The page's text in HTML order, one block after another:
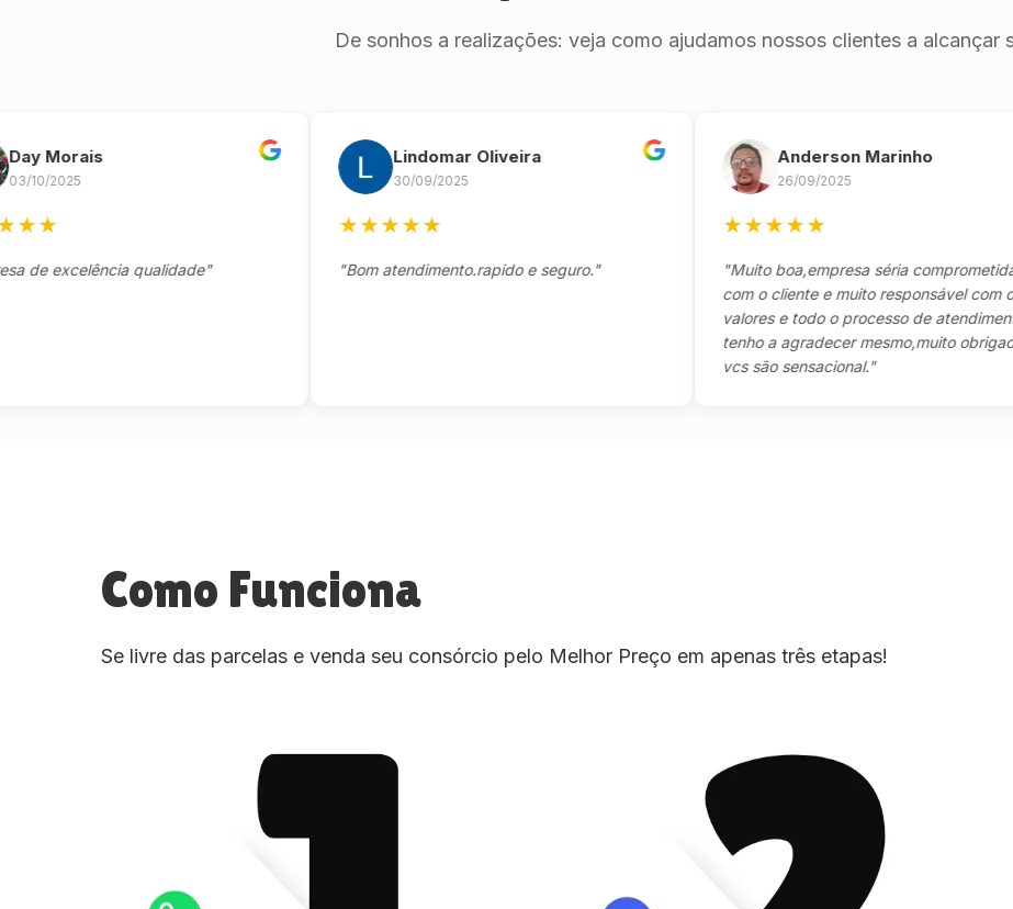
De sonhos a realizações: veja como ajudamos nossos clientes a alcançar
Morais
2025
excelência qualidade"
Lindomar Oliveira
30/09/2025
★★★
"Bom atendimento.rapido e seguro."
Anderson Marinho
26/09/2025
★★★
"Muito boa,empresa séria comprometida
com o cliente e muito responsável com os
valores e todo o processo de atendimento,só
tenho a agradecer mesmo,muito obrigado
vcs são sensacional."
Como Funciona
Se livre das parcelas e venda seu consórcio pelo Melhor Preço em apenas três etapas!